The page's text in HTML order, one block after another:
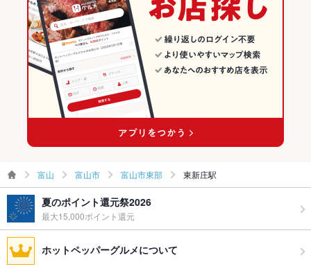
富山 富山市 富山市東部 東新庄駅
夏のポイント還元祭2026
最大15,000ポイント還元
ホットペッパーグルメについて